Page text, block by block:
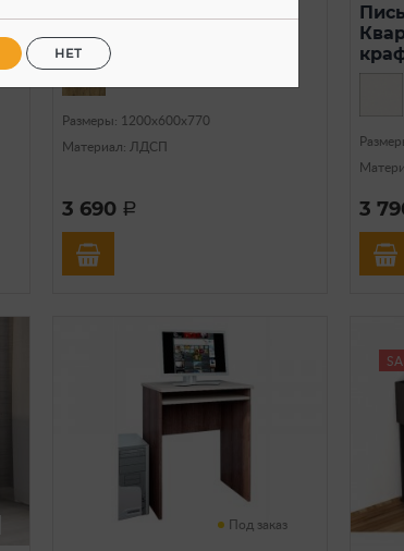
01 (Крафт золотой)
Размеры: 1200х600х770
Материал: ЛДСП
3 690 a 3
Под заказ
НЕТ